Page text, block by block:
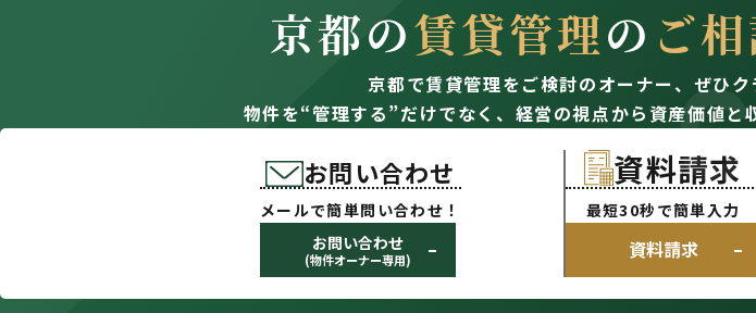
京都の賃貸管理の ご
京都で賃貸管理をご検討のオーナー、 ぜひク
物件を“管理する”だけでなく、経営の視点から資産価値と
お問い合わせ
メールで簡単問い合わせ！
お問い合わせ
(物件オーナー専用)
資料請求
最短30秒で簡単入力
資料請求